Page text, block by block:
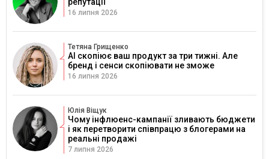
16 липня 2026
Тетяна Грищенко
AI скопіює ваш продукт за три тижні. Але
бренд і сенси скопіювати не зможе
16 липня 2026
Юлія Віщук
Чому інфлюенс-кампанії зливають бюджети
і як перетворити співпрацю з блогерами на
реальні продажі
7 липня 2026